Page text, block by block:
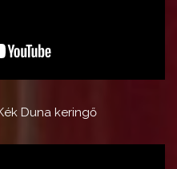
Duna keringő